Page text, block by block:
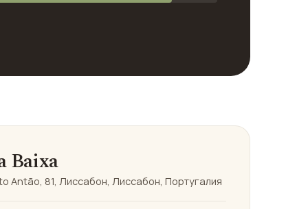
Baixa
Antão, 81, Лиссабон, Лиссабон, Португалия